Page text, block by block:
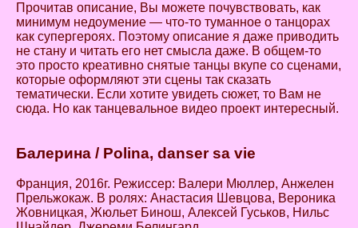
Прочитав описание, Вы можете почувствовать, как
минимум недоумение — что-то туманное о танцорах
как супергероях. Поэтому описание я даже приводить
не стану и читать его нет смысла даже. В общем-то
это просто креативно снятые танцы вкупе со сценами,
которые оформляют эти сцены так сказать
тематически. Если хотите увидеть сюжет, то Вам не
сюда. Но как танцевальное видео проект интересный.
Балерина / Polina, danser sa vie
Франция, 2016г. Режиссер: Валери Мюллер, Анжелен
Прельжокаж. В ролях: Анастасия Шевцова, Вероника
Жовницкая, Жюльет Бинош, Алексей Гуськов, Нильс